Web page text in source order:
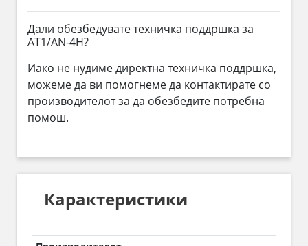
Дали обезбедувате техничка поддршка за
AT1/AN-4H?
Иако не нудиме директна техничка поддршка,
можеме да ви помогнеме да контактирате со
производителот за да обезбедите потребна
помош.
Карактеристики